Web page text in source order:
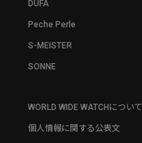
DUFA
Peche Perle
S-MEISTER
SONNE
WORLD WIDE WATCHについて
個人情報に関する公表文